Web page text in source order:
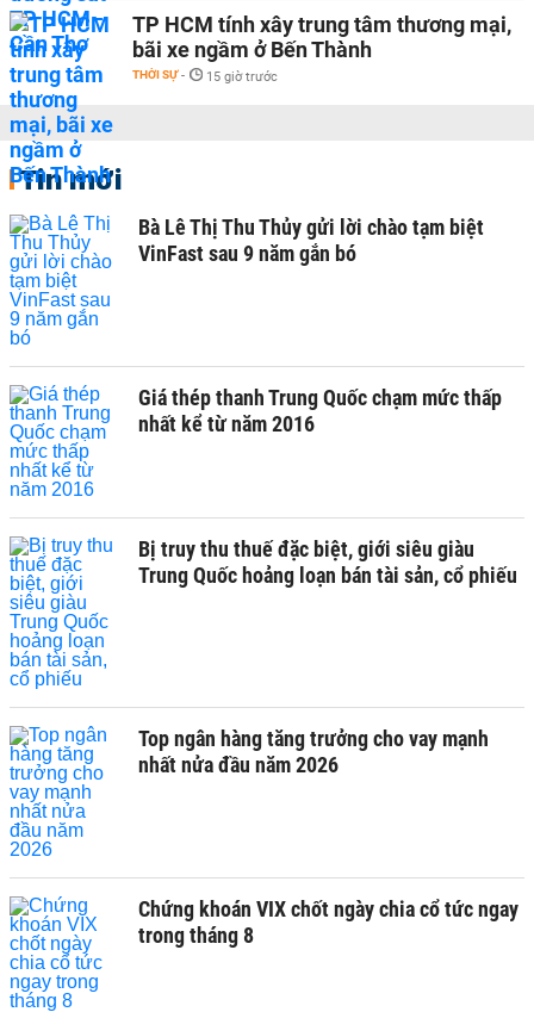
TP HCM tính xây trung tâm thương mại,
bãi xe ngầm ở Bến Thành
THỜI SỰ - 15 giờ trước
Tin mới
Bà Lê Thị Thu Thủy gửi lời chào tạm biệt
VinFast sau 9 năm gắn bó
Giá thép thanh Trung Quốc chạm mức thấp
nhất kể từ năm 2016
Bị truy thu thuế đặc biệt, giới siêu giàu
Trung Quốc hoảng loạn bán tài sản, cổ phiếu
Top ngân hàng tăng trưởng cho vay mạnh
nhất nửa đầu năm 2026
Chứng khoán VIX chốt ngày chia cổ tức ngay
trong tháng 8